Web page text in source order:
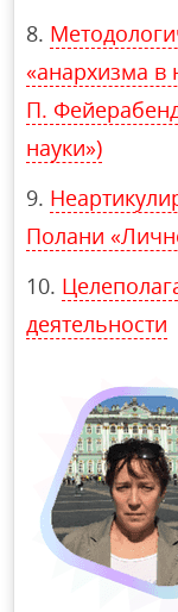
«анархизма в
П.
науки»)
Полани
деятельности